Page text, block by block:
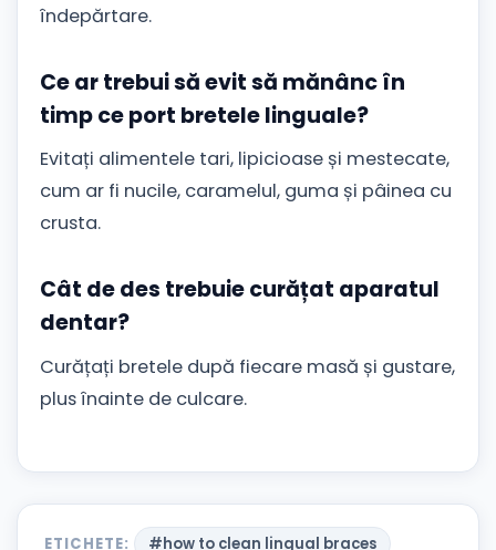
îndepărtare.
Ce ar trebui să evit să mănânc în
timp ce port bretele linguale?
Evitați alimentele tari, lipicioase și mestecate,
cum ar fi nucile, caramelul, guma și pâinea cu
crusta.
Cât de des trebuie curățat aparatul
dentar?
Curățați bretele după fiecare masă și gustare,
plus înainte de culcare.
ETICHETE: #how to clean lingual braces